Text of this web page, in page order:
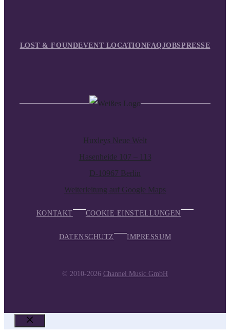
LOST & FOUNDEVENT LOCATIONFAQJOBSPRESSE
Huxleys Neue Welt
Hasenheide 107 – 113
D-10967 Berlin
Weiterleitung auf Google Maps
KONTAKT COOKIE EINSTELLUNGEN
DATENSCHUTZ IMPRESSUM
© 2010-2026 Channel Music GmbH
SCHLIESSEN